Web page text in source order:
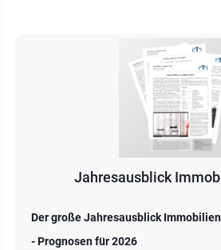
Jahresausblick
Der große Jahresausblick
- Prognosen für 2026